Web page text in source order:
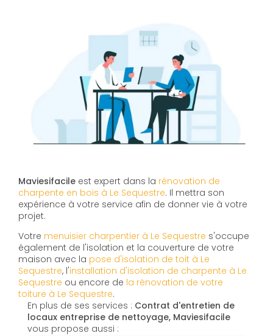
Maviesifacile est expert dans la rénovation de
charpente en bois à Le Sequestre. Il mettra son
expérience à votre service afin de donner vie à votre
projet.
Votre menuisier charpentier à Le Sequestre s'occupe
également de l'isolation et la couverture de votre
maison avec la pose d'isolation de toit à Le
Sequestre, l'installation d'isolation de charpente à Le
Sequestre ou encore de la rénovation de votre
toiture à Le Sequestre.
En plus de ses services : Contrat d'entretien de
locaux entreprise de nettoyage, Maviesifacile
vous propose aussi :